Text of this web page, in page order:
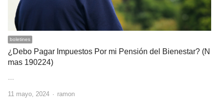
boletines
¿Debo Pagar Impuestos Por mi Pensión del Bienestar? (N
mas 190224)
…
11 mayo, 2024 Author
ramon